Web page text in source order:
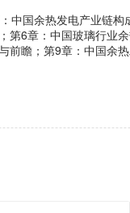
中国余热发电产业链构
6章：中国玻璃行业
瞻；第9章：中国余